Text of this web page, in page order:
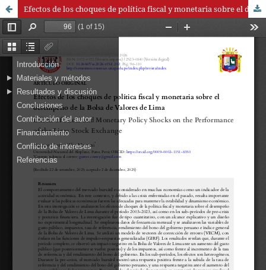
Efectos de los choques de política fiscal y monetaria sobre el desempeño de la Bolsa de Valores de Lima